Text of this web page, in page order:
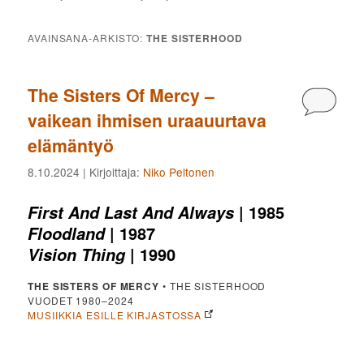
AVAINSANA-ARKISTO:THE SISTERHOOD
The Sisters Of Mercy –
vaikean ihmisen uraauurtava
elämäntyö
8.10.2024 | Kirjoittaja: Niko Peltonen
First And Last And Always | 1985
Floodland| 1987
Vision Thing| 1990
THE SISTERS OF MERCY • THE SISTERHOOD
VUODET 1980–2024
MUSIIKKIA ESILLE KIRJASTOSSA